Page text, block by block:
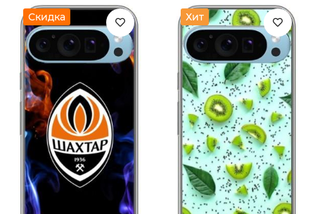
Скидка Хит